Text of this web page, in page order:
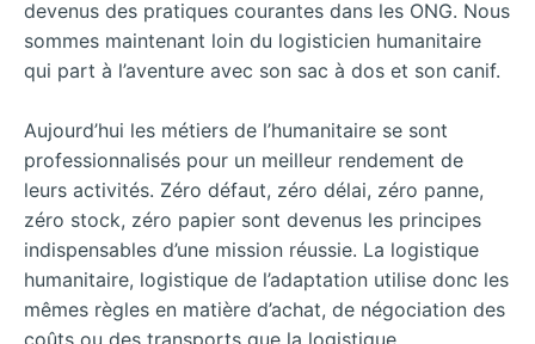
devenus des pratiques courantes dans les ONG. Nous
sommes maintenant loin du logisticien humanitaire
qui part à l’aventure avec son sac à dos et son canif.
Aujourd’hui les métiers de l’humanitaire se sont
professionnalisés pour un meilleur rendement de
leurs activités. Zéro défaut, zéro délai, zéro panne,
zéro stock, zéro papier sont devenus les principes
indispensables d’une mission réussie. La logistique
humanitaire, logistique de l’adaptation utilise donc les
mêmes règles en matière d’achat, de négociation des